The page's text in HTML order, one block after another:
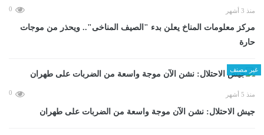
منذ 3 أشهر 0
مركز معلومات المناخ يعلن بدء "الصيف المناخى".. ويحذر من موجات
حارة
غير مصنف
منذ 5 أشهر 0
جيش الاحتلال: نشن الآن موجة واسعة من الضربات على طهران